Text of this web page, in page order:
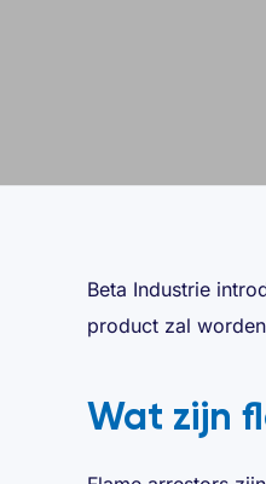
Beta Industrie
product zal
Wat zijn